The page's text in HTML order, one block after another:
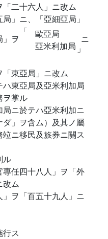
二十六人」ニ改ム
」ニ、「亞細亞局」
」ヲ
「
歐亞局
亞米利加局 」
ニ
東亞局」ニ改ム
東亞局及亞米利加局
ヲ掌ル
局ニ於テハ亞米利加ニ
」ヲ含ム）及其ノ屬
ニ移民及旅券ニ關ス
ル
任四十八人」ヲ「外
改ム
ヲ「百五十九人」ニ
ス